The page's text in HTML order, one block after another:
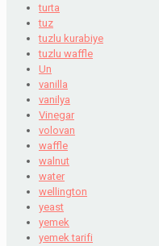
turta
tuz
tuzlu kurabiye
tuzlu waffle
Un
vanilla
vanilya
Vinegar
volovan
waffle
walnut
water
wellington
yeast
yemek
yemek tarifi